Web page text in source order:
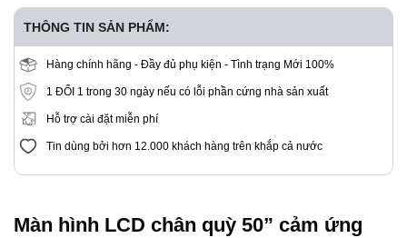
THÔNG TIN SẢN PHẨM:
Hàng chính hãng - Đầy đủ phụ kiện - Tình trạng Mới 100%
1 ĐỔI 1 trong 30 ngày nếu có lỗi phần cứng nhà sản xuất
Hỗ trợ cài đặt miễn phí
Tin dùng bởi hơn 12.000 khách hàng trên khắp cả nước
Màn hình LCD chân quỳ 50” cảm ứng